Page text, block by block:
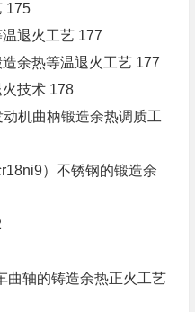
175
退火工艺 177
余热等温退火工艺 177
技术 178
机曲柄锻造余热调质工
）不锈钢的锻造余
曲轴的铸造余热正火工艺